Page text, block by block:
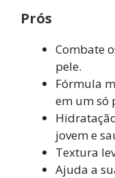
Prós
Combate
pele.
Fórmula
em um só
jovem e
Textura
Ajuda a